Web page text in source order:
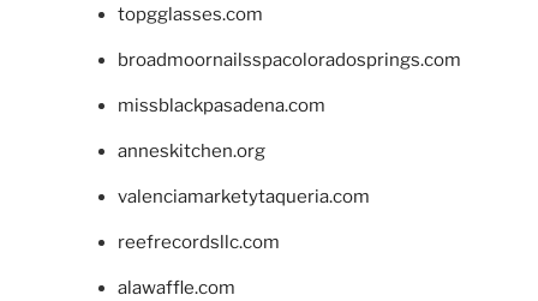
topgglasses.com
broadmoornailsspacoloradosprings.com
missblackpasadena.com
anneskitchen.org
valenciamarketytaqueria.com
reefrecordsllc.com
alawaffle.com